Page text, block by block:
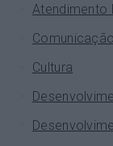
Atendimento
Comunicação
Cultura